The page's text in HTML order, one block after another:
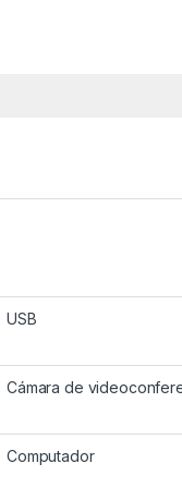
USB
Cámara de
Computador